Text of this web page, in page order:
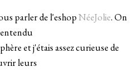
parler de l'eshopNéeJolie. On
et j'étais assez curieuse de
leurs